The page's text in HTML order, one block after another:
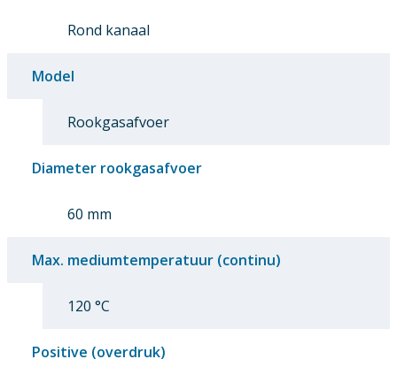
Rond kanaal
Model
Rookgasafvoer
Diameter rookgasafvoer
60 mm
Max. mediumtemperatuur (continu)
120 °C
Positive (overdruk)